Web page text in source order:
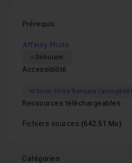
Prérequis
Affinity Photo
Débutant
Accessibilité
Sous-titres français
Ressources téléchargeables
Fichiers sources (642.51 Mo)
Catégories